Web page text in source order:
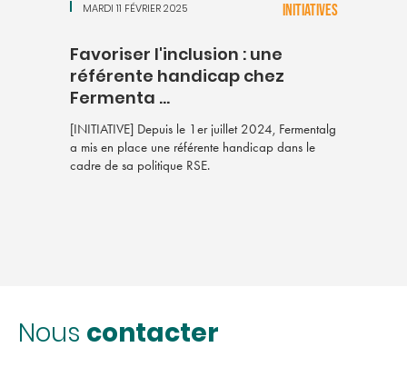
MARDI 11 FÉVRIER 2025
Favoriser l'inclusion : une
référente handicap chez
Fermenta ...
[INITIATIVE] Depuis le 1er juillet 2024, Fermentalg
a mis en place une référente handicap dans le
cadre de sa politique RSE.
INITIATIVES
Nous contacter